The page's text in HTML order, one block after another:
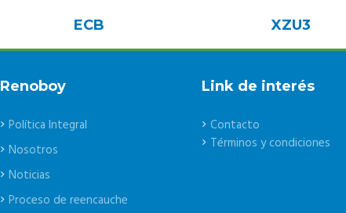
ECB XZU3
Renoboy
Política Integral
Nosotros
Noticias
Proceso de reencauche
Link de interés
Contacto
Términos y condiciones